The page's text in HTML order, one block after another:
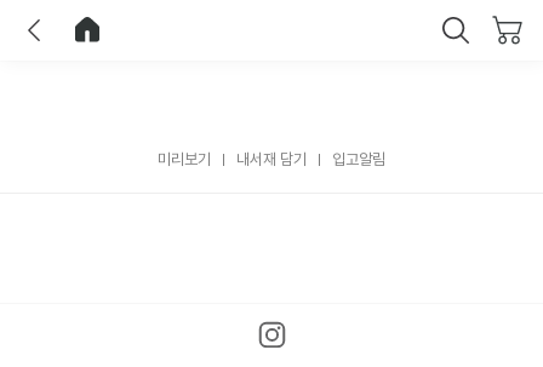
미리보기 내서재 담기 입고알림